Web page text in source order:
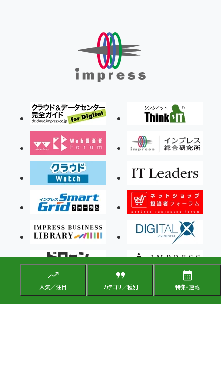
人気／注目 カテゴリ／種別 特集・連載